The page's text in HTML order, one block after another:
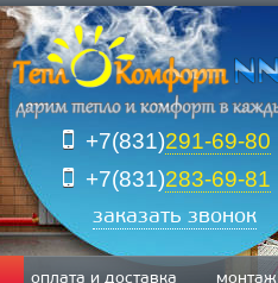
+7(831)291-69-80
+7(831)283-69-81
заказать звонок
оплата и доставка монтаж